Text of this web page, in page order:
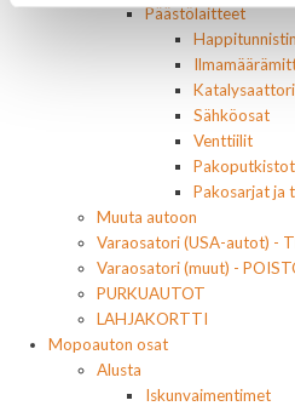
Päästölaitteet
Sähköosat
Venttiilit
Pakosarjat ja
Muuta autoon
Varaosatori (USA-autot) -
Varaosatori (muut) -
PURKUAUTOT
LAHJAKORTTI
Mopoauton osat
Alusta
Iskunvaimentimet